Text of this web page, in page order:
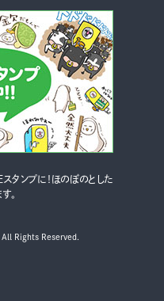
タンプに！ほのぼのとした
。
Rights Reserved.